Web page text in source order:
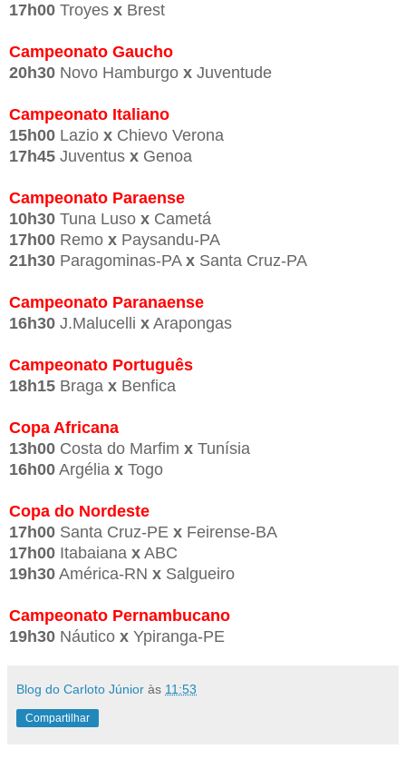
17h00 Troyes x Brest
Campeonato Gaucho
20h30 Novo Hamburgo x Juventude
Campeonato Italiano
15h00 Lazio x Chievo Verona
17h45 Juventus x Genoa
Campeonato Paraense
10h30 Tuna Luso x Cametá
17h00 Remo x Paysandu-PA
21h30 Paragominas-PA x Santa Cruz-PA
Campeonato Paranaense
16h30 J.Malucelli x Arapongas
Campeonato Português
18h15 Braga x Benfica
Copa Africana
13h00 Costa do Marfim x Tunísia
16h00 Argélia x Togo
Copa do Nordeste
17h00 Santa Cruz-PE x Feirense-BA
17h00 Itabaiana x ABC
19h30 América-RN x Salgueiro
Campeonato Pernambucano
19h30 Náutico x Ypiranga-PE
Blog do Carloto Júnior às 11:53
Compartilhar